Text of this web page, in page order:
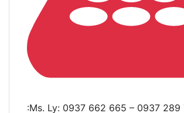
:Ms. Ly: 0937 662 665 – 0937 289